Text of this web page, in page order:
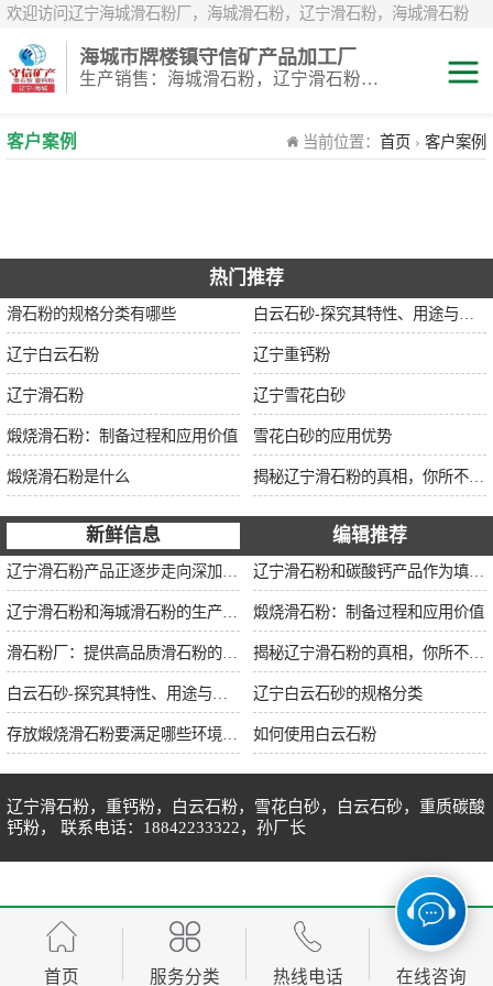
欢迎访问辽宁海城滑石粉厂，海城滑石粉，辽宁滑石粉，海城滑石粉
钙粉厂，辽宁白云石粉，海城白云石粉，辽宁鹅卵石，辽宁白鹅卵石，
辽宁雪花白砂，海城雪花白砂，岫岩雪花白砂，辽宁煅烧滑石粉，海城
海城市牌楼镇守信矿产品加工厂
生产销售：海城滑石粉，辽宁滑石粉，重钙粉，海城重钙粉，煅烧滑石颗粒等系列产品
客户案例 当前位置： 首页 › 客户案例
热门推荐
滑石粉的规格分类有哪些
辽宁白云石粉 辽宁重钙粉
辽宁滑石粉 辽宁雪花白砂
煅烧滑石粉：制备过程和应用价值 雪花白砂的应用优势
煅烧滑石粉是什么
新鲜信息 编辑推荐
煅烧滑石粉：制备过程和应用价值
辽宁白云石砂的规格分类
如何使用白云石粉
辽宁滑石粉，重钙粉，白云石粉，雪花白砂，白云石砂，重质碳酸
钙粉， 联系电话：18842233322，孙厂长
首页 服务分类 热线电话 在线咨询
滑石粉
重钙粉
联系电话：18842233322 辽宁滑石粉，重钙粉，雪花白砂，白云石粉，色